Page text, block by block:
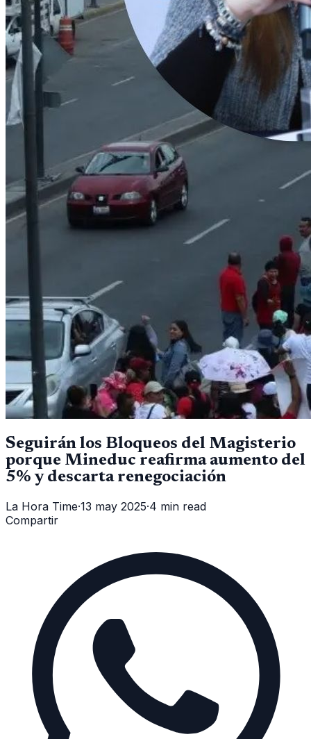
Seguirán los Bloqueos del Magisterio
porque Mineduc reafirma aumento del
5% y descarta renegociación
La Hora Time·13 may 2025·4 min read
Compartir